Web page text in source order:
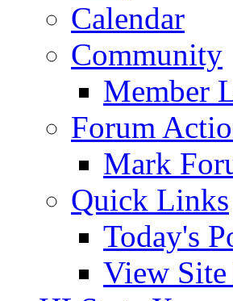
Calendar
Community
Member
Forum
Mark
Quick Links
Today's
View Site